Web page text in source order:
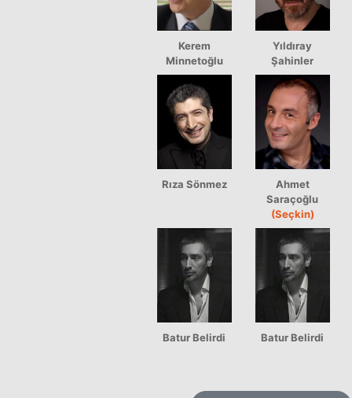
Kerem
Minnetoğlu
Yıldıray
Şahinler
Rıza Sönmez
Ahmet
Saraçoğlu
(Seçkin)
Batur Belirdi Batur Belirdi